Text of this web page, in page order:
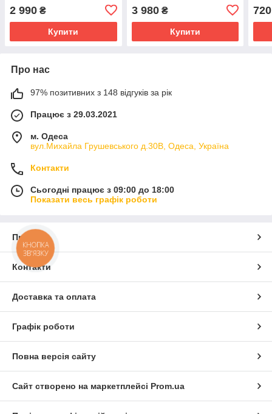
2 990 ₴
Купити
3 980₴
Купити
720
Про нас
97% позитивних з 148 відгуків за рік
Працює з 29.03.2021
м. Одеса
вул.Михайла Грушевського д.30В, Одеса, Україна
Контакти
Сьогодні працює з 09:00 до 18:00
Показати весь графік роботи
Про нас
Контакти
Доставка та оплата
Графік роботи
Повна версія сайту
Сайт створено на маркетплейсі Prom.ua
КНОПКА
ЗВ'ЯЗКУ